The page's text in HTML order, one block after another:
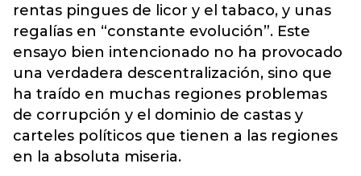
rentas pingues de licor y el tabaco, y unas
regalías en “constante evolución”. Este
ensayo bien intencionado no ha provocado
una verdadera descentralización, sino que
ha traído en muchas regiones problemas
de corrupción y el dominio de castas y
carteles políticos que tienen a las regiones
en la absoluta miseria.